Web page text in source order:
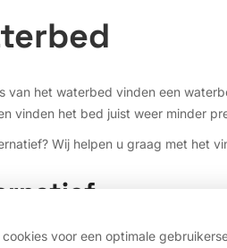
voor een optimale
het waterbed vinden een
vinden het bed juist weer minder
Wij helpen u graag met het
Soft matrasaan. Vaak vinden